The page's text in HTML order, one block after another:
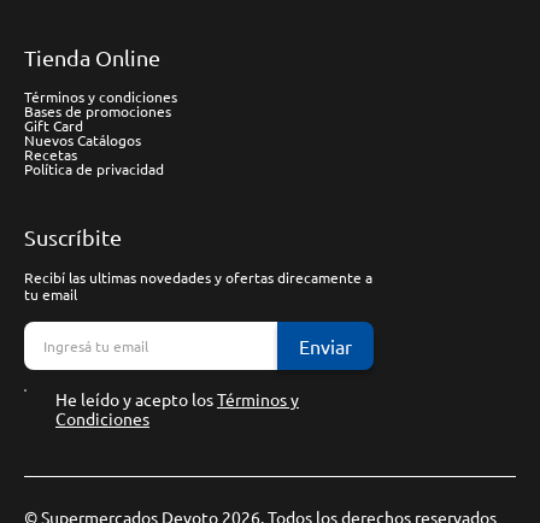
Tienda Online
Términos y condiciones
Bases de promociones
Gift Card
Nuevos Catálogos
Recetas
Política de privacidad
Suscríbite
Recibí las ultimas novedades y ofertas direcamente a
tu email
Enviar
He leído y acepto losTérminos y
Condiciones
© Supermercados Devoto 2026. Todos los derechos reservados